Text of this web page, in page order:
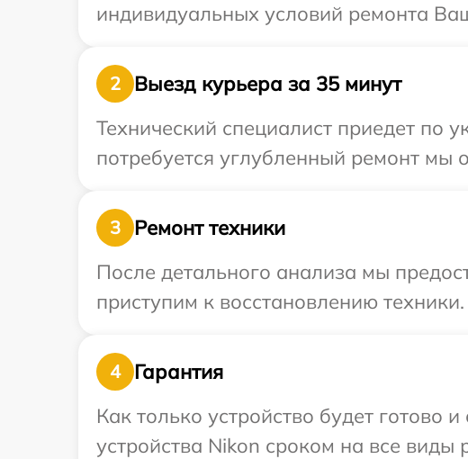
индивидуальных условий ремонта
2
Выезд курьера за 35 минут
Технический специалист приедет по
потребуется углубленный ремонт мы
3
Ремонт техники
После детального анализа мы
приступим к восстановлению техники.
4
Гарантия
Как только устройство будет
устройства Nikon сроком на все виды